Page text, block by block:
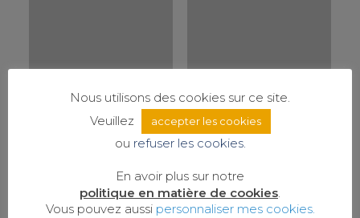
Nous utilisons des cookies sur ce site.
Veuillez
accepter les cookies
ou refuser les cookies.
En avoir plus sur notre
politique en matière de cookies
Vous pouvez aussi personnaliser mes cookies.